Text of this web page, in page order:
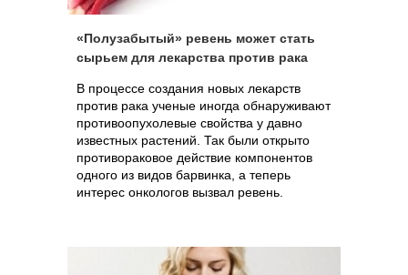
«Полузабытый» ревень может стать
сырьем для лекарства против рака
В процессе создания новых лекарств
против рака ученые иногда обнаруживают
противоопухолевые свойства у давно
известных растений. Так были открыто
противораковое действие компонентов
одного из видов барвинка, а теперь
интерес онкологов вызвал ревень.